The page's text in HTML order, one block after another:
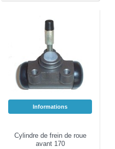
Informations
Cylindre de frein de roue
avant 170